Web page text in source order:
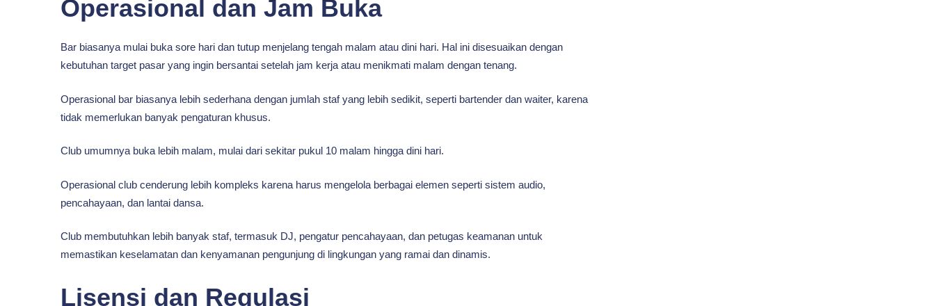
Operasional dan Jam Buka
Bar biasanya mulai buka sore hari dan tutup menjelang tengah malam atau dini hari. Hal ini disesuaikan dengan
kebutuhan target pasar yang ingin bersantai setelah jam kerja atau menikmati malam dengan tenang.
Operasional bar biasanya lebih sederhana dengan jumlah staf yang lebih sedikit, seperti bartender dan waiter, karena
tidak memerlukan banyak pengaturan khusus.
Club umumnya buka lebih malam, mulai dari sekitar pukul 10 malam hingga dini hari.
Operasional club cenderung lebih kompleks karena harus mengelola berbagai elemen seperti sistem audio,
pencahayaan, dan lantai dansa.
Club membutuhkan lebih banyak staf, termasuk DJ, pengatur pencahayaan, dan petugas keamanan untuk
memastikan keselamatan dan kenyamanan pengunjung di lingkungan yang ramai dan dinamis.
Lisensi dan Regulasi